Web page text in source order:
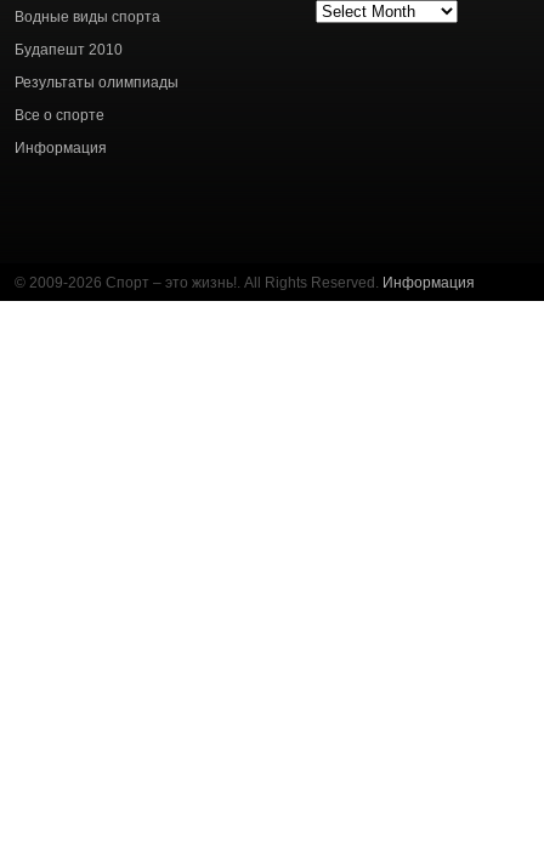
Водные виды спорта
Будапешт 2010
Результаты олимпиады
Все о спорте
Информация
Архив
© 2009-2026 Спорт – это жизнь!. All Rights Reserved. Информация